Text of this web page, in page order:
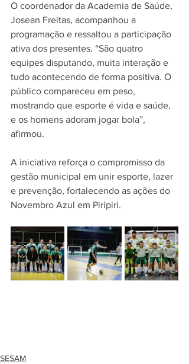
O coordenador da Academia de Saúde,
Josean Freitas, acompanhou a
programação e ressaltou a participação
ativa dos presentes. “São quatro
equipes disputando, muita interação e
tudo acontecendo de forma positiva. O
público compareceu em peso,
mostrando que esporte é vida e saúde,
e os homens adoram jogar bola”,
afirmou.
A iniciativa reforça o compromisso da
gestão municipal em unir esporte, lazer
e prevenção, fortalecendo as ações do
Novembro Azul em Piripiri.
SESAM